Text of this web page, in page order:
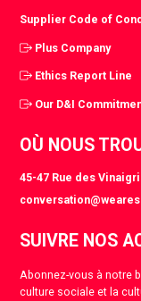
Supplier Code of
Plus Company
Ethics Report Line
Our D&I
OÙ NOUS
45-47 Rue des
SUIVRE NOS
Abonnez-vous à notre
culture sociale et la